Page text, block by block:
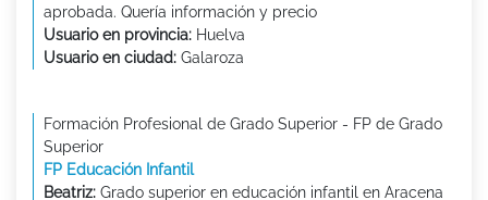
aprobada. Quería información y precio
Usuario en provincia: Huelva
Usuario en ciudad: Galaroza
Formación Profesional de Grado Superior - FP de Grado
Superior
FP Educación Infantil
Beatriz: Grado superior en educación infantil en Aracena